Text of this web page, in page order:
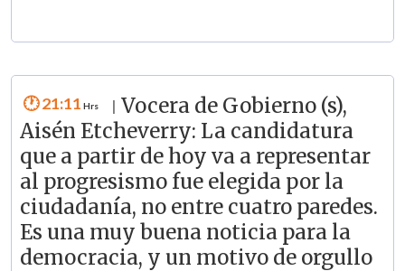
21:11
Vocera de Gobierno (s),
Aisén Etcheverry: La candidatura
que a partir de hoy va a representar
al progresismo fue elegida por la
ciudadanía, no entre cuatro paredes.
Es una muy buena noticia para la
democracia, y un motivo de orgullo